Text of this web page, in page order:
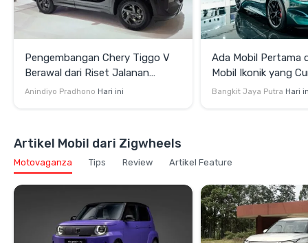
Pengembangan Chery Tiggo V
Berawal dari Riset Jalanan
Indonesia
Anindiyo Pradhono Hari ini
Ada Mobil Pertama
Mobil Ikonik yang
di GIIAS 2026
Bangkit Jaya Putra Hari
Artikel Mobil dari Zigwheels
Motovaganza Tips Review Artikel Feature